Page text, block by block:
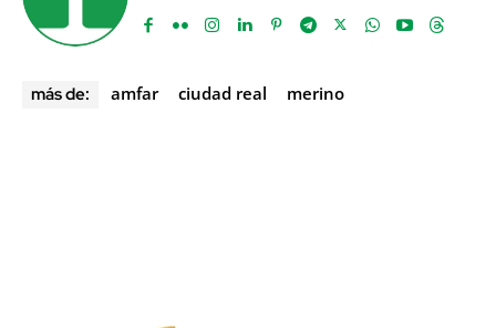
más de: amfar ciudad real merino